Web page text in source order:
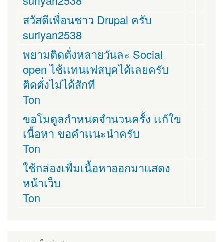
สวัสดีเพื่อนชาว Drupal ครับ
suriyan2538
พยามติดตั่งหลายวันละ Social
open ไช้เเทนเฟสบุคได้เลยครับ
ติดตั่งไม่ได้สักที
Ton
ขอโมดูลกำหนดจำนวนครั้ง เเก้ใข
เนื้อหา ขอคำเเนะนำครับ
Ton
ใช้กล่องเพื่มเนื้อหาออกมาแสดง
หน้าเว็บ
Ton